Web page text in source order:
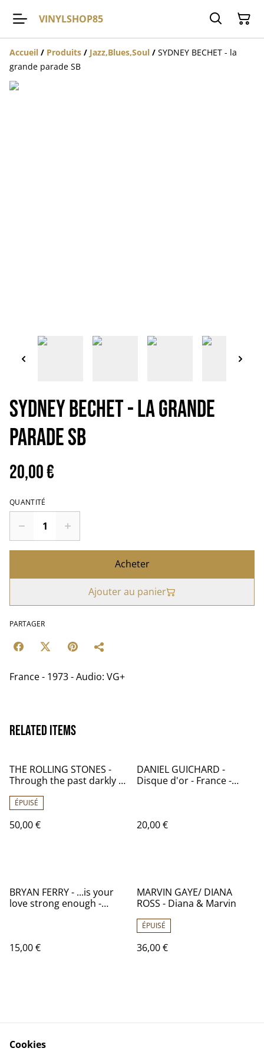
VINYLSHOP85
Accueil / Produits / Jazz,Blues,Soul / SYDNEY BECHET - la
grande parade SB
SYDNEY BECHET - la grande
parade SB
20,00 €
QUANTITÉ
Acheter
Ajouter au panier
PARTAGER
France - 1973 - Audio: VG+
Related items
THE ROLLING STONES -
Through the past darkly -
ÉPUISÉ
50,00 €
DANIEL GUICHARD -
Disque d'or - France -
20,00 €
BRYAN FERRY - ...is your
love strong enough -
15,00 €
MARVIN GAYE/ DIANA
ROSS - Diana & Marvin
ÉPUISÉ
36,00 €
Cookies